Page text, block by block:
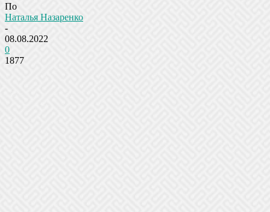
По
Наталья Назаренко
-
08.08.2022
0
1877